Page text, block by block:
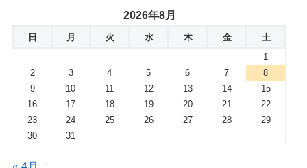
2026年8月
日 月 火 水 木 金
土
1
2
3 4 5 6 7
8
9
10 11 12 13 14
15
16
17 18 19 20 21
22
23
24 25 26 27 28
29
30
31